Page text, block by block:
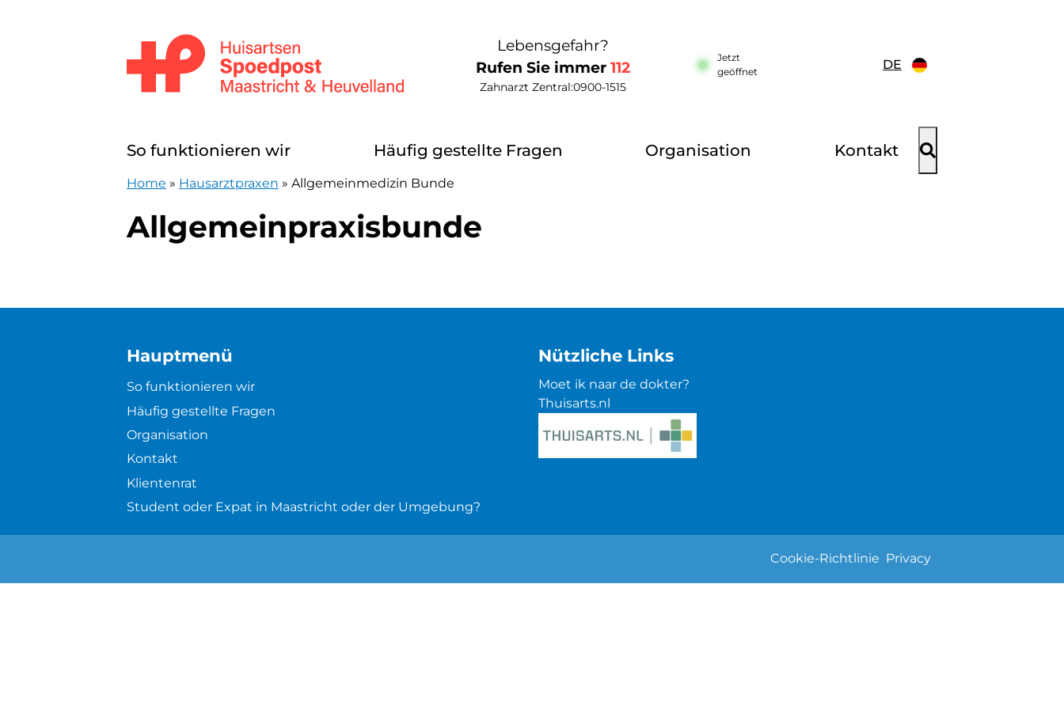
Lebensgefahr?
Rufen Sie immer112
Zahnarzt Zentral:0900-1515
Jetzt
geöffnet
DE
So funktionieren wir Häufig gestellte Fragen Organisation Kontakt
Home » Hausarztpraxen » Allgemeinmedizin Bunde
Allgemeinpraxisbunde
Hauptmenü
So funktionieren wir
Häufig gestellte Fragen
Organisation
Kontakt
Klientenrat
Student oder Expat in Maastricht oder der Umgebung?
Nützliche Links
Moet ik naar de dokter?
Thuisarts.nl
Cookie-Richtlinie Privacy